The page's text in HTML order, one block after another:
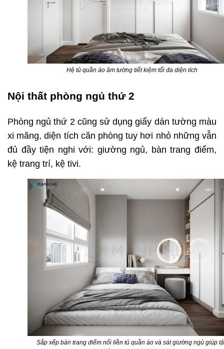
Hệ tủ quần áo âm tường tiết kiệm tối đa diện tích
Nội thất phòng ngủ thứ 2
Phòng ngủ thứ 2 cũng sử dụng giấy dán tường màu
xi măng, diện tích căn phòng tuy hơi nhỏ những vẫn
đủ đầy tiện nghi với: giường ngủ, bàn trang điểm,
kệ trang trí, kệ tivi.
Sắp xếp bàn trang điểm nối liền tủ quần áo và sát giường ngủ giúp